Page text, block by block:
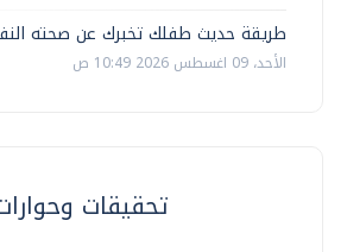
طريقة حديث طفلك تخبرك عن صحته
الأحد، 09 اغسطس 2026 10:49 ص
تحقيقات